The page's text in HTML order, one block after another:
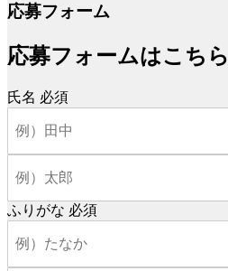
応募フォーム
応募フォームはこちら
氏名 必須
ふりがな 必須